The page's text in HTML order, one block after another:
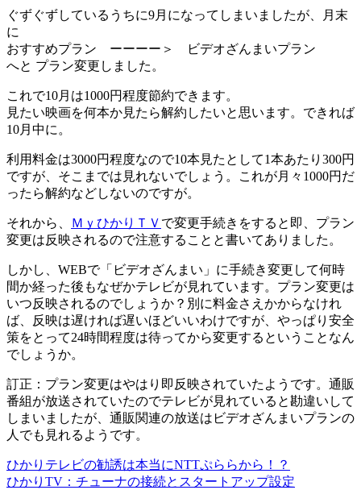
ぐずぐずしているうちに9月になってしまいましたが、月末
に
おすすめプラン ーーーー＞ ビデオざんまいプラン
へと プラン変更しました。
これで10月は1000円程度節約できます。
見たい映画を何本か見たら解約したいと思います。できれば
10月中に。
利用料金は3000円程度なので10本見たとして1本あたり300円
ですが、そこまでは見れないでしょう。これが月々1000円だ
ったら解約などしないのですが。
それから、 ＭｙひかりＴＶ で変更手続きをすると即、プラン
変更は反映されるので注意することと書いてありました。
しかし、WEBで「ビデオざんまい」に手続き変更して何時
間か経った後もなぜかテレビが見れています。プラン変更は
いつ反映されるのでしょうか？別に料金さえかからなけれ
ば、反映は遅ければ遅いほどいいわけですが、やっぱり安全
策をとって24時間程度は待ってから変更するということなん
でしょうか。
訂正： プラン変更はやはり即反映されていたようです。通販
番組が放送されていたのでテレビが見れていると勘違いして
しまいましたが、通販関連の放送はビデオざんまいプランの
人でも見れるようです。
ひかりテレビの勧誘は本当にNTTぷららから！？
ひかりTV：チューナの接続とスタートアップ設定